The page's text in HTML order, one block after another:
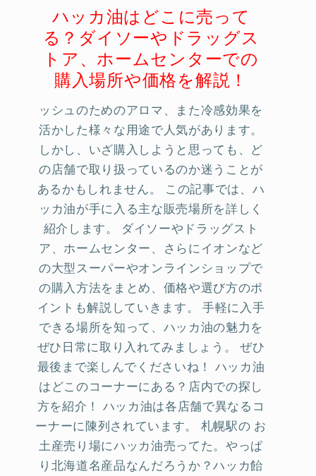
ハッカ油はどこに売って
る？ダイソーやドラッグス
トア、ホームセンターでの
購入場所や価格を解説！
ッシュのためのアロマ、また冷感効果を
活かした様々な用途で人気があります。
しかし、いざ購入しようと思っても、ど
の店舗で取り扱っているのか迷うことが
あるかもしれません。 この記事では、ハ
ッカ油が手に入る主な販売場所を詳しく
紹介します。 ダイソーやドラッグスト
ア、ホームセンター、さらにイオンなど
の大型スーパーやオンラインショップで
の購入方法をまとめ、価格や選び方のポ
イントも解説していきます。 手軽に入手
できる場所を知って、ハッカ油の魅力を
ぜひ日常に取り入れてみましょう。 ぜひ
最後まで楽しんでくださいね！ ハッカ油
はどこのコーナーにある？店内での探し
方を紹介！ ハッカ油は各店舗で異なるコ
ーナーに陳列されています。 札幌駅の お
土産売り場にハッカ油売ってた。やっぱ
り北海道名産品なんだろうか？ハッカ飴